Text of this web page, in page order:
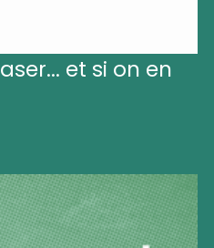
et si on en